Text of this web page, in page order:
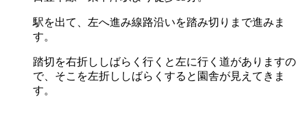
駅を出て、左へ進み線路沿いを踏み切りまで進みま
す。
踏切を右折ししばらく行くと左に行く道がありますの
で、 そこを左折ししばらくすると園舎が見えてきま
す。